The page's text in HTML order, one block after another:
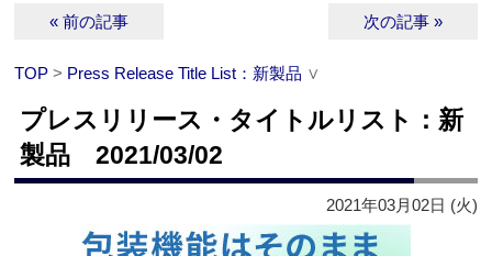
« 前の記事 次の記事 »
TOP > Press Release Title List：新製品 ∨
プレスリリース・タイトルリスト：新
製品 2021/03/02
2021年03月02日 (火)